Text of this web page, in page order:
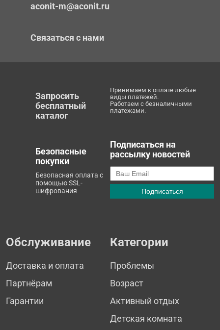
aconit-m@aconit.ru
Связаться с нами
Запросить
бесплатный
каталог
Принимаем к оплате любые
виды платежей.
Работаем с безналичными
платежами.
Безопасные
покупки
Безопасная оплата с
помощью SSL-
шифрования
Подписаться на
рассылку новостей
Обслуживание
Доставка и оплата
Партнёрам
Гарантии
Категории
Проблемы
Возраст
Активный отдых
Детская комната